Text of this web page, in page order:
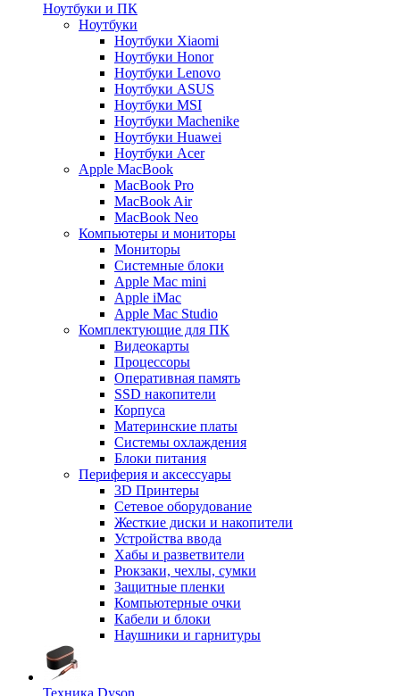
Ноутбуки и ПК
Ноутбуки
Ноутбуки Xiaomi
Ноутбуки Honor
Ноутбуки Lenovo
Ноутбуки ASUS
Ноутбуки MSI
Ноутбуки Machenike
Ноутбуки Huawei
Ноутбуки Acer
Apple MacBook
MacBook Pro
MacBook Air
MacBook Neo
Компьютеры и мониторы
Мониторы
Системные блоки
Apple Mac mini
Apple iMac
Apple Mac Studio
Комплектующие для ПК
Видеокарты
Процессоры
Оперативная память
SSD накопители
Корпуса
Материнские платы
Системы охлаждения
Блоки питания
Периферия и аксессуары
3D Принтеры
Сетевое оборудование
Жесткие диски и накопители
Устройства ввода
Хабы и разветвители
Рюкзаки, чехлы, сумки
Защитные пленки
Компьютерные очки
Кабели и блоки
Наушники и гарнитуры
Техника Dyson